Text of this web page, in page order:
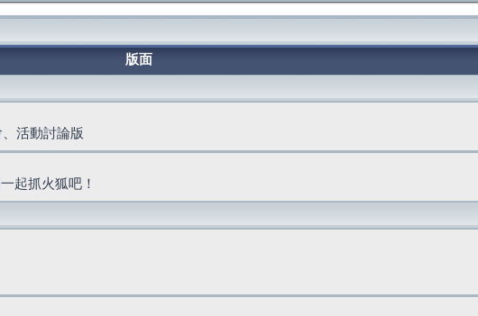
版面
活動討論版
起抓火狐吧！